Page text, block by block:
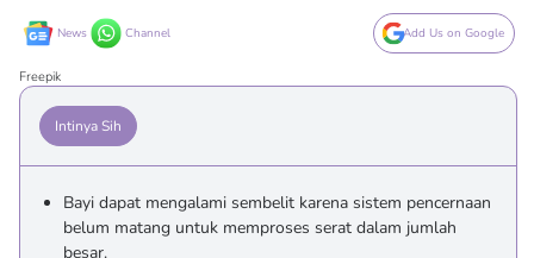
News Channel Add Us on Google
Freepik
Intinya Sih
Bayi dapat mengalami sembelit karena sistem pencernaan
belum matang untuk memproses serat dalam jumlah
besar.